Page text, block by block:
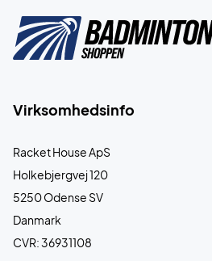
Virksomhedsinfo
Racket House ApS
Holkebjergvej 120
5250 Odense SV
Danmark
CVR: 36931108